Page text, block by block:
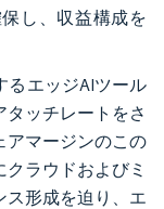
し、収益構成を
るエッジAIツール
ッチレートをさ
アマージンのこの
ラウドおよびミ
ス形成を迫り、エ